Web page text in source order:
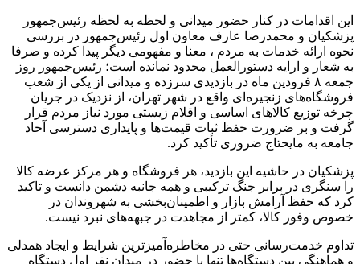
این اقدامات در کنار حضور میدانی و لحظه به لحظه رئیس‌جمهور
پزشکیان و محمدرضا عارف معاون اول رئیس‌جمهور در بررسی
نحوه ارائه خدمات به مردم ، معنا و مفهومی دیگر پیدا کرده و صرفا
به شعار و ارایه دستورالعمل محدود نمانده است؛ رئیس‌جمهور روز
جمعه ۸ فرودین ماه در بازدیدی سرزده و میدانی از یکی از شعب
فروشگاه‌های زنجیره‌ای واقع در شهر تهران، از نزدیک در جریان
چرخه توزیع کالاهای اساسی و اقلام زیستی مورد نیاز مردم قرار
گرفت و بر ضرورت حفظ ثبات قیمت‌ها و پایداری دسترسی آحاد
جامعه به مایحتاج ضروری تأکید کرد.
پزشکیان در حاشیه این بازدید، هر فروشگاه و هر مرکز عرضه‌ کالا
را سنگری در برابر جنگ ترکیبی و همه جانبه دشمن دانست و تاکید
کرد که حفظ آرامش بازار و اطمینان‌بخشی به شهروندان در
خصوص وفور کالا، کمتر از مجاهدت در جبهه‌های نبرد نیست.
تداوم خدمت‌رسانی حتی در مخاطره‌آمیزترین شرایط و ایجاد همدلی
و هماهنگی بین دستگاه‌ها تنها با حضور در میدانِ نفر اول دستگاه‌